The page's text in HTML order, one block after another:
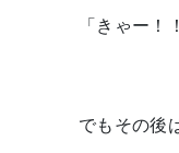
「きゃー
でもその後